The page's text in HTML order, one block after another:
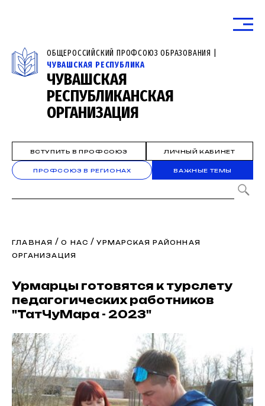
ОБЩЕРОССИЙСКИЙ ПРОФСОЮЗ ОБРАЗОВАНИЯ |
ЧУВАШСКАЯ РЕСПУБЛИКА
ЧУВАШСКАЯ
РЕСПУБЛИКАНСКАЯ
ОРГАНИЗАЦИЯ
ВСТУПИТЬ В ПРОФСОЮЗ ЛИЧНЫЙ КАБИНЕТ
ПРОФСОЮЗ В РЕГИОНАХ ВАЖНЫЕ ТЕМЫ
ГЛАВНАЯ /О НАС /УРМАРСКАЯ РАЙОННАЯ
ОРГАНИЗАЦИЯ
Урмарцы готовятся к турслету
педагогических работников
"ТатЧуМара - 2023"